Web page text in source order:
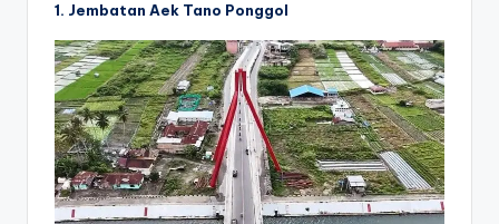
1. Jembatan Aek Tano Ponggol